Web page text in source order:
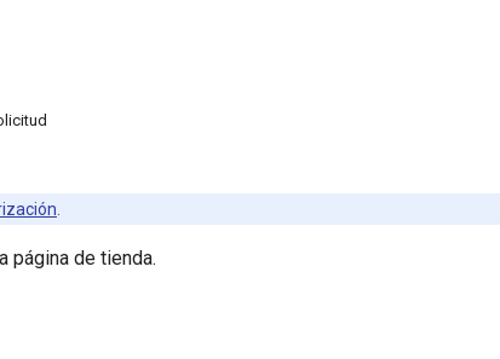
página de tienda.